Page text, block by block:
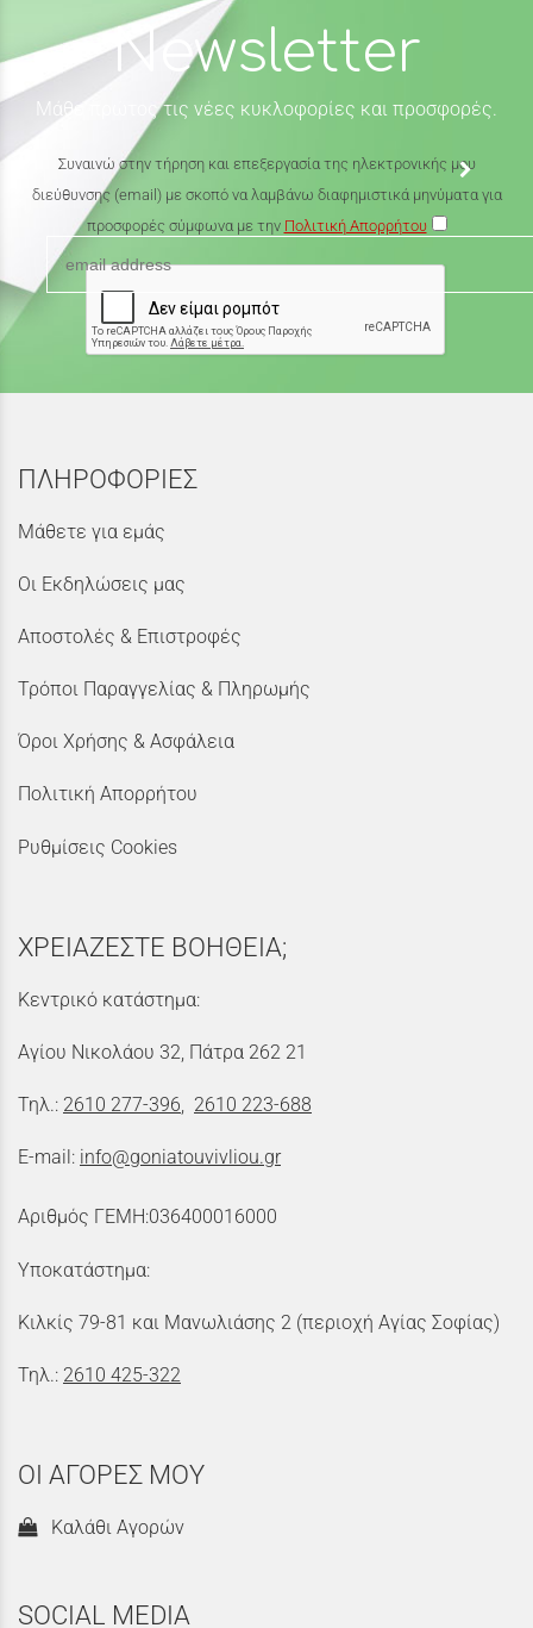
Newsletter
Μάθε πρώτος τις νέες κυκλοφορίες και προσφορές.
Συναινώ στην τήρηση και επεξεργασία της ηλεκτρονικής μου
διεύθυνσης (email) με σκοπό να λαμβάνω διαφημιστικά μηνύματα για
προσφορές σύμφωνα με την Πολιτική Απορρήτου
ΠΛΗΡΟΦΟΡΙΕΣ
Μάθετε για εμάς
Οι Εκδηλώσεις μας
Αποστολές & Επιστροφές
Τρόποι Παραγγελίας & Πληρωμής
Όροι Χρήσης & Ασφάλεια
Πολιτική Απορρήτου
Ρυθμίσεις Cookies
ΧΡΕΙΑΖΕΣΤΕ ΒΟΗΘΕΙΑ;
Κεντρικό κατάστημα:
Αγίου Νικολάου 32, Πάτρα 262 21
Τηλ.: 2610 277-396, 2610 223-688
E-mail: info@goniatouvivliou.gr
Αριθμός ΓΕΜΗ:036400016000
Υποκατάστημα:
Κιλκίς 79-81 και Μανωλιάσης 2 (περιοχή Αγίας Σοφίας)
Τηλ.: 2610 425-322
ΟΙ ΑΓΟΡΕΣ ΜΟΥ
Καλάθι Αγορών
SOCIAL MEDIA